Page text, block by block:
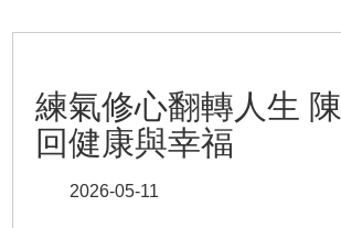
練氣修心翻轉人生
回健康與幸福
2026-05-11